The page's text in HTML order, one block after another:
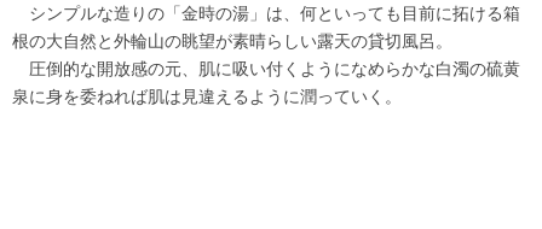
シンプルな造りの「金時の湯」は、何といっても目前に拓ける箱
根の大自然と外輪山の眺望が素晴らしい露天の貸切風呂。
圧倒的な開放感の元、肌に吸い付くようになめらかな白濁の硫黄
泉に身を委ねれば肌は見違えるように潤っていく。